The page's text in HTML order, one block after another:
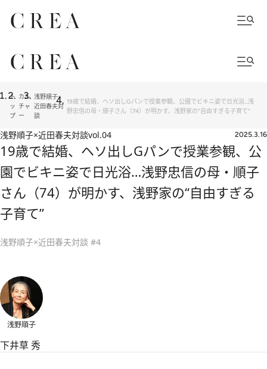
ト
ッ
プ
カル
チャ
ー
浅野順子×
近田春夫対
談
19歳で結婚、ヘソ出しGパンで授業参観、公園でビキニ姿で日光浴…浅
野忠信の母・順子さん（74）が明かす、浅野家の“自由すぎる子育て”
浅野順子×近田春夫対談vol.04 2025.3.16
19歳で結婚、ヘソ出しGパンで授業参観、公
園でビキニ姿で日光浴…浅野忠信の母・順子
さん（74）が明かす、浅野家の“自由すぎる
子育て”
浅野順子×近田春夫対談 #4
浅野順子
下井草 秀